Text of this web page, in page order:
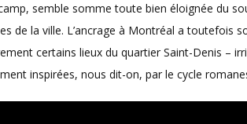
semble somme toute bien éloignée du
de la ville. L’ancrage à Montréal a toutefois
certains lieux du quartier Saint-Denis –
inspirées, nous dit-on, par le cycle